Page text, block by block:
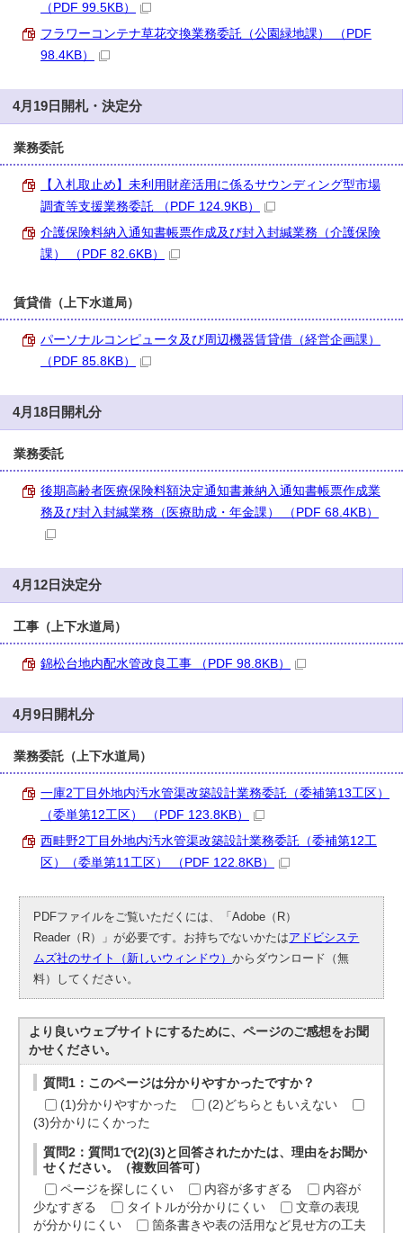
（PDF 99.5KB）
フラワーコンテナ草花交換業務委託（公園緑地課） （PDF
98.4KB）
4月19日開札・決定分
業務委託
【入札取止め】未利用財産活用に係るサウンディング型市場
調査等支援業務委託 （PDF 124.9KB）
介護保険料納入通知書帳票作成及び封入封緘業務（介護保険
課） （PDF 82.6KB）
賃貸借（上下水道局）
パーソナルコンピュータ及び周辺機器賃貸借（経営企画課）
（PDF 85.8KB）
4月18日開札分
業務委託
後期高齢者医療保険料額決定通知書兼納入通知書帳票作成業
務及び封入封緘業務（医療助成・年金課） （PDF 68.4KB）
4月12日決定分
工事（上下水道局）
錦松台地内配水管改良工事 （PDF 98.8KB）
4月9日開札分
業務委託（上下水道局）
一庫2丁目外地内汚水管渠改築設計業務委託（委補第13工区）
（委単第12工区） （PDF 123.8KB）
西畦野2丁目外地内汚水管渠改築設計業務委託（委補第12工
区）（委単第11工区） （PDF 122.8KB）
PDFファイルをご覧いただくには、「Adobe（R）
Reader（R）」が必要です。お持ちでないかたはアドビシステ
ムズ社のサイト（新しいウィンドウ）からダウンロード（無
料）してください。
より良いウェブサイトにするために、ページのご感想をお聞
かせください。
質問1：このページは分かりやすかったですか？
(1)分かりやすかった
(2)どちらともいえない
(3)分かりにくかった
質問2：質問1で(2)(3)と回答されたかたは、理由をお聞か
せください。（複数回答可）
ページを探しにくい
内容が多すぎる
内容が
少なすぎる
タイトルが分かりにくい
文章の表現
が分かりにくい
箇条書きや表の活用など見せ方の工夫